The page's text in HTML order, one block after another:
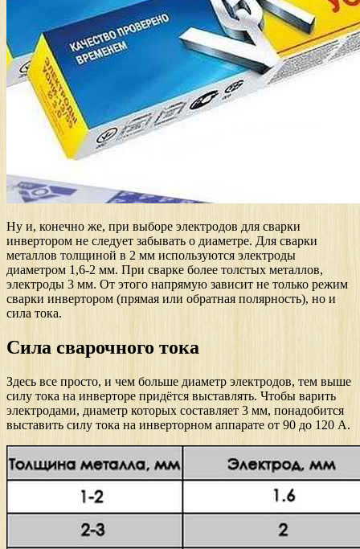
Ну и, конечно же, при выборе электродов для сварки
инвертором не следует забывать о диаметре. Для сварки
металлов толщиной в 2 мм используются электроды
диаметром 1,6-2 мм. При сварке более толстых металлов,
электроды 3 мм. От этого напрямую зависит не только режим
сварки инвертором (прямая или обратная полярность), но и
сила тока.
Сила сварочного тока
Здесь все просто, и чем больше диаметр электродов, тем выше
силу тока на инверторе придётся выставлять. Чтобы варить
электродами, диаметр которых составляет 3 мм, понадобится
выставить силу тока на инверторном аппарате от 90 до 120 А.